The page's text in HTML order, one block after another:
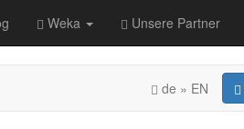
Weka Unsere Partner
de » EN